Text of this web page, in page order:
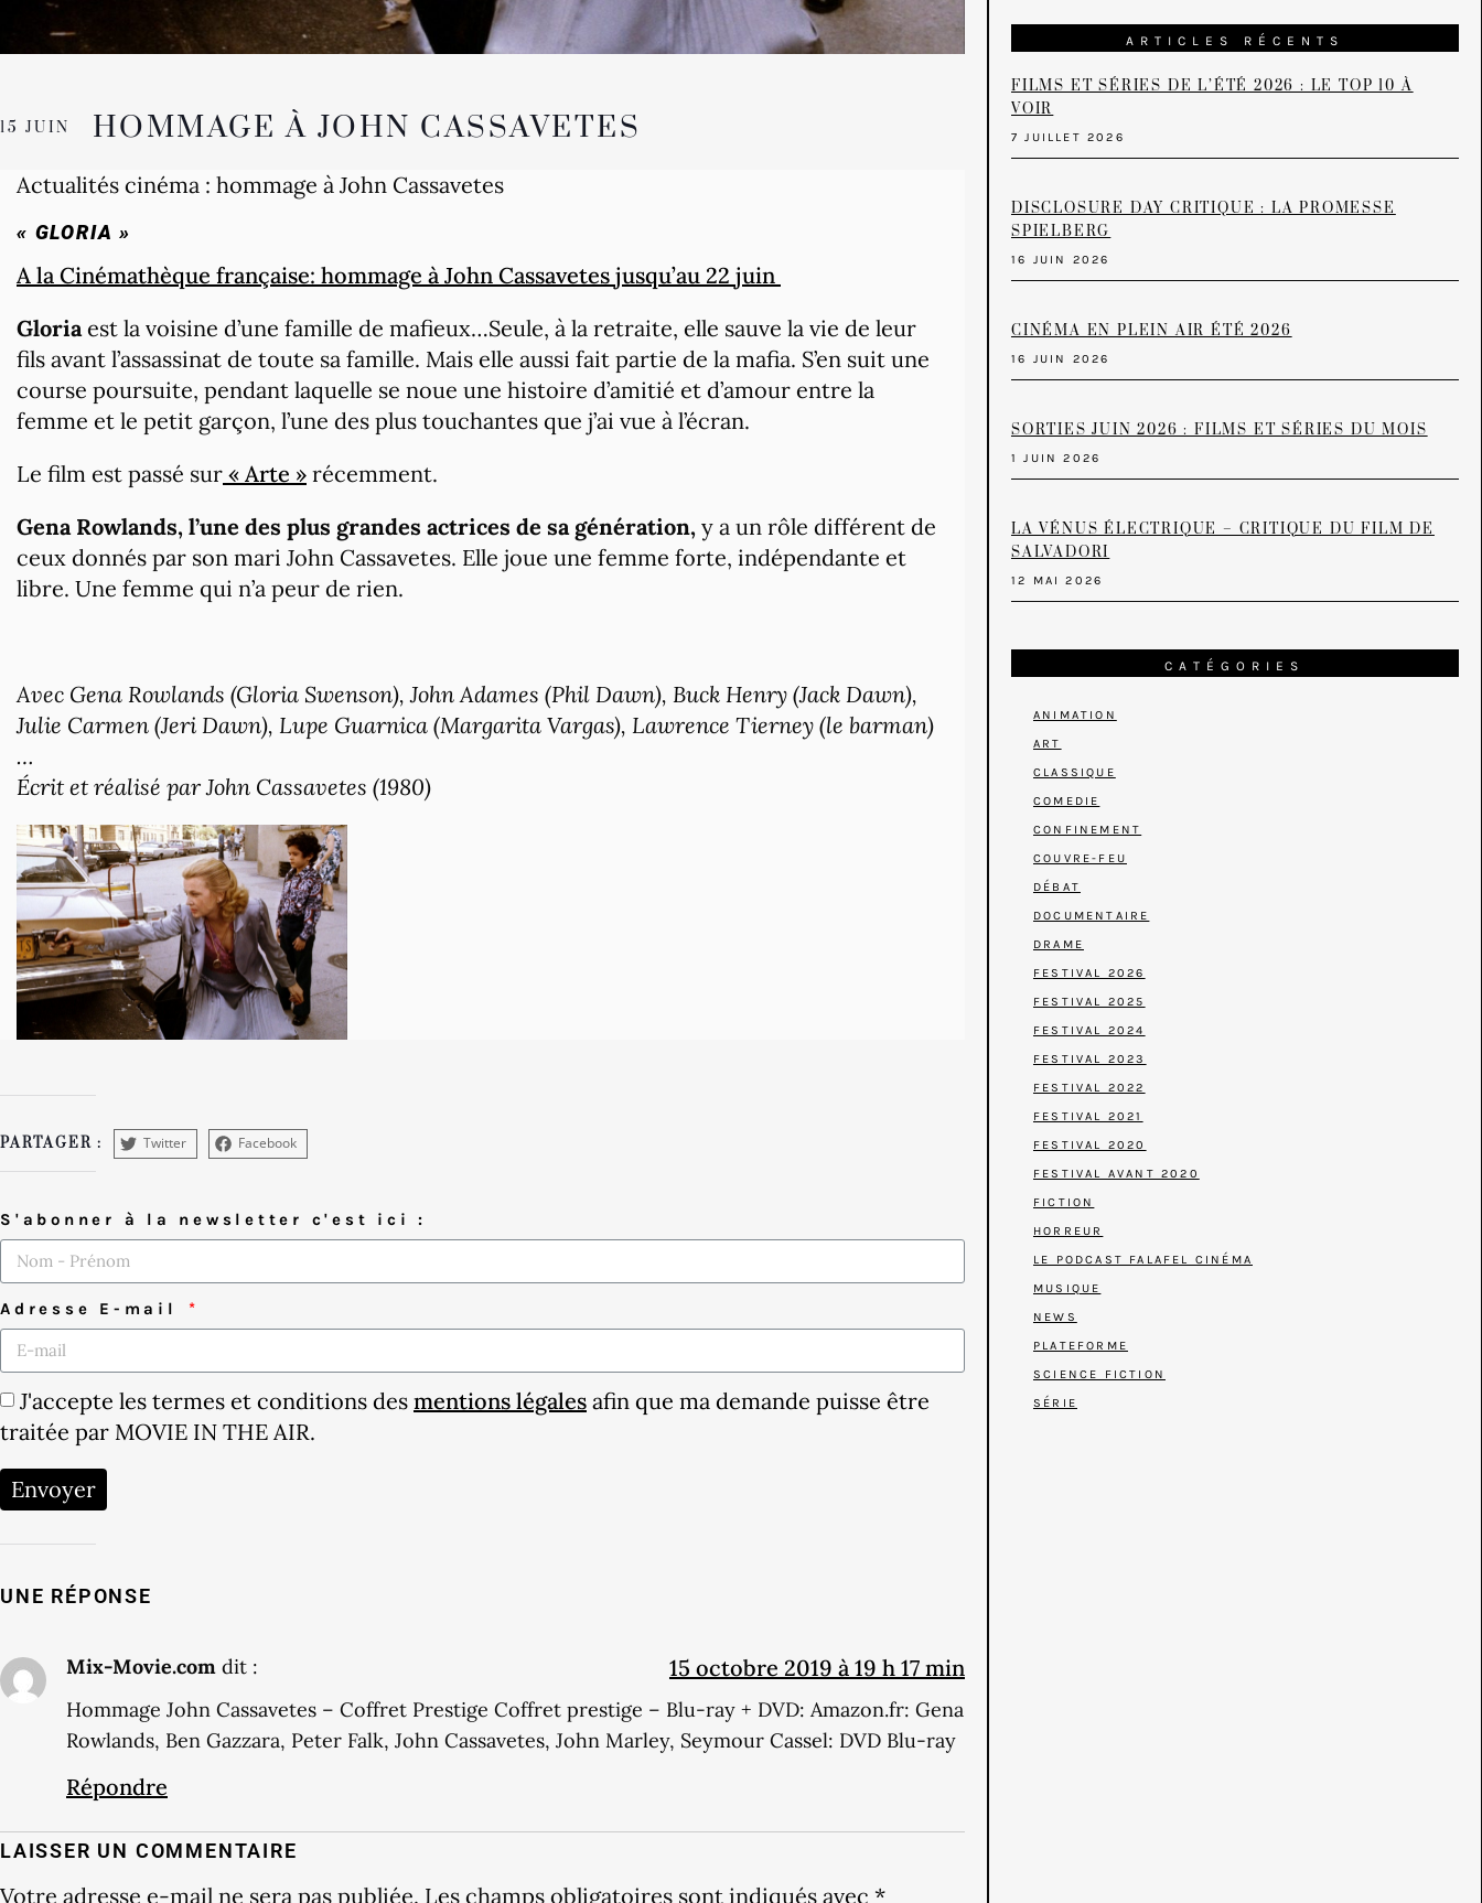
15 JUIN HOMMAGE À JOHN CASSAVETES
Actualités cinéma : hommage à John Cassavetes
« GLORIA »
A la Cinémathèque française: hommage à John Cassavetes jusqu’au 22 juin
Gloria est la voisine d’une famille de mafieux…Seule, à la retraite, elle sauve la vie de leur
fils avant l’assassinat de toute sa famille. Mais elle aussi fait partie de la mafia. S’en suit une
course poursuite, pendant laquelle se noue une histoire d’amitié et d’amour entre la
femme et le petit garçon, l’une des plus touchantes que j’ai vue à l’écran.
Le film est passé sur « Arte » récemment.
Gena Rowlands, l’une des plus grandes actrices de sa génération, y a un rôle différent de
ceux donnés par son mari John Cassavetes. Elle joue une femme forte, indépendante et
libre. Une femme qui n’a peur de rien.
Avec Gena Rowlands (Gloria Swenson), John Adames (Phil Dawn), Buck Henry (Jack Dawn),
Julie Carmen (Jeri Dawn), Lupe Guarnica (Margarita Vargas), Lawrence Tierney (le barman)
…
Écrit et réalisé par John Cassavetes (1980)
PARTAGER : Twitter Facebook
S'abonner à la newsletter c'est ici :
Adresse E-mail
J'accepte les termes et conditions des mentions légales afin que ma demande puisse être
traitée par MOVIE IN THE AIR.
Envoyer
UNE RÉPONSE
Mix-Movie.com dit : 15 octobre 2019 à 19 h 17 min
Hommage John Cassavetes – Coffret Prestige Coffret prestige – Blu-ray + DVD: Amazon.fr: Gena
Rowlands, Ben Gazzara, Peter Falk, John Cassavetes, John Marley, Seymour Cassel: DVD Blu-ray
Répondre
LAISSER UN COMMENTAIRE
Votre adresse e-mail ne sera pas publiée. Les champs obligatoires sont indiqués avec *
ARTICLES RÉCENTS
FILMS ET SÉRIES DE L’ÉTÉ 2026 : LE TOP 10 À
VOIR
7 JUILLET 2026
DISCLOSURE DAY CRITIQUE : LA PROMESSE
SPIELBERG
16 JUIN 2026
CINÉMA EN PLEIN AIR ÉTÉ 2026
16 JUIN 2026
SORTIES JUIN 2026 : FILMS ET SÉRIES DU MOIS
1 JUIN 2026
LA VÉNUS ÉLECTRIQUE – CRITIQUE DU FILM DE
SALVADORI
12 MAI 2026
CATÉGORIES
ANIMATION
ART
CLASSIQUE
COMEDIE
CONFINEMENT
COUVRE-FEU
DÉBAT
DOCUMENTAIRE
DRAME
FESTIVAL 2026
FESTIVAL 2025
FESTIVAL 2024
FESTIVAL 2023
FESTIVAL 2022
FESTIVAL 2021
FESTIVAL 2020
FESTIVAL AVANT 2020
FICTION
HORREUR
LE PODCAST FALAFEL CINÉMA
MUSIQUE
NEWS
PLATEFORME
SCIENCE FICTION
SÉRIE